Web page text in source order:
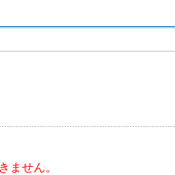
ません。